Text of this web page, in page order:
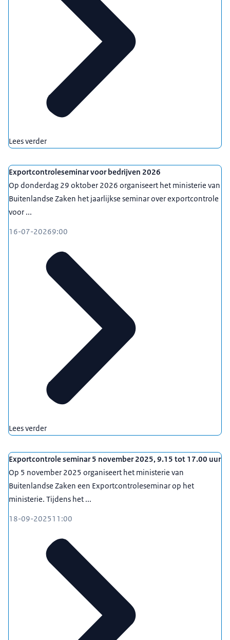
Lees verder
Exportcontroleseminar voor bedrijven 2026
Op donderdag 29 oktober 2026 organiseert het ministerie van
Buitenlandse Zaken het jaarlijkse seminar over exportcontrole
voor ...
16-07-20269:00
Lees verder
Exportcontrole seminar 5 november 2025, 9.15 tot 17.00 uur
Op 5 november 2025 organiseert het ministerie van
Buitenlandse Zaken een Exportcontroleseminar op het
ministerie. Tijdens het ...
18-09-202511:00